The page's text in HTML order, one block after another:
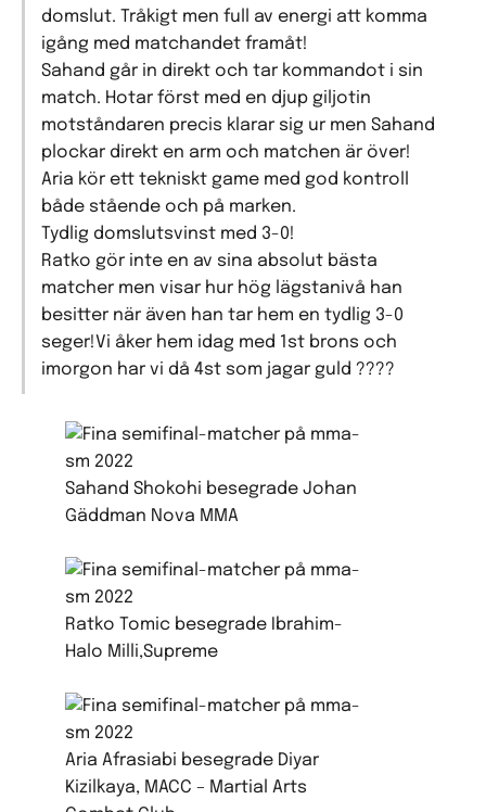
domslut. Tråkigt men full av energi att komma
igång med matchandet framåt!
Sahand går in direkt och tar kommandot i sin
match. Hotar först med en djup giljotin
motståndaren precis klarar sig ur men Sahand
plockar direkt en arm och matchen är över!
Aria kör ett tekniskt game med god kontroll
både stående och på marken.
Tydlig domslutsvinst med 3-0!
Ratko gör inte en av sina absolut bästa
matcher men visar hur hög lägstanivå han
besitter när även han tar hem en tydlig 3-0
seger!Vi åker hem idag med 1st brons och
imorgon har vi då 4st som jagar guld ????
Sahand Shokohi besegrade Johan
Gäddman Nova MMA
Ratko Tomic besegrade Ibrahim-
Halo Milli,Supreme
Aria Afrasiabi besegrade Diyar
Kizilkaya, MACC – Martial Arts